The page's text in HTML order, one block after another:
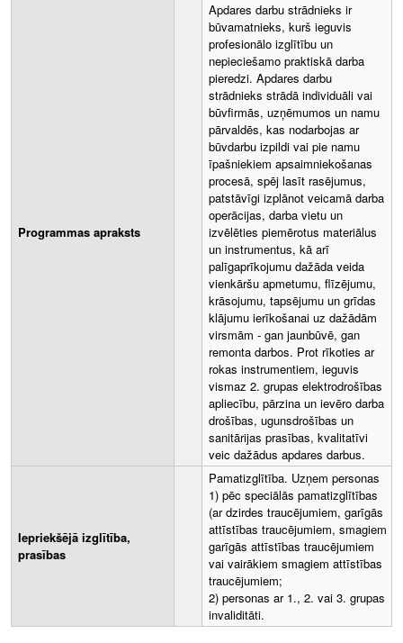
Programmas apraksts
Apdares darbu strādnieks ir
būvamatnieks, kurš ieguvis
profesionālo izglītību un
nepieciešamo praktiskā darba
pieredzi. Apdares darbu
strādnieks strādā individuāli vai
būvfirmās, uzņēmumos un namu
pārvaldēs, kas nodarbojas ar
būvdarbu izpildi vai pie namu
īpašniekiem apsaimniekošanas
procesā, spēj lasīt rasējumus,
patstāvīgi izplānot veicamā darba
operācijas, darba vietu un
izvēlēties piemērotus materiālus
un instrumentus, kā arī
palīgaprīkojumu dažāda veida
vienkāršu apmetumu, flīzējumu,
krāsojumu, tapsējumu un grīdas
klājumu ierīkošanai uz dažādām
virsmām - gan jaunbūvē, gan
remonta darbos. Prot rīkoties ar
rokas instrumentiem, ieguvis
vismaz 2. grupas elektrodrošības
apliecību, pārzina un ievēro darba
drošības, ugunsdrošības un
sanitārijas prasības, kvalitatīvi
veic dažādus apdares darbus.
Iepriekšējā izglītība,
prasības
Pamatizglītība. Uzņem personas
1) pēc speciālās pamatizglītības
(ar dzirdes traucējumiem, garīgās
attīstības traucējumiem, smagiem
garīgās attīstības traucējumiem
vai vairākiem smagiem attīstības
traucējumiem;
2) personas ar 1., 2. vai 3. grupas
invaliditāti.